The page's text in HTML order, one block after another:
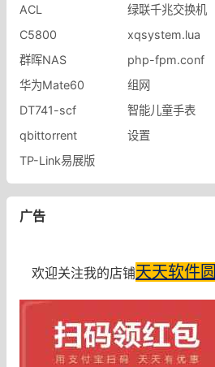
ACL
绿联千兆交换机
C5800
xqsystem.lua
群晖NAS
php-fpm.conf
华为Mate60
组网
DT741-scf
智能儿童手表
qbittorrent
设置
TP-Link易展版
广告
欢迎关注我的店铺天天软件圆